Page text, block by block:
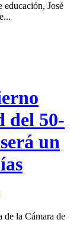
José
del 50-
un
de la Cámara de